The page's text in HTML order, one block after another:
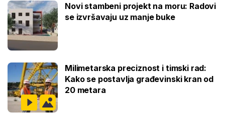
Novi stambeni projekt na moru: Radovi
se izvršavaju uz manje buke
Milimetarska preciznost i timski rad:
Kako se postavlja građevinski kran od
20 metara